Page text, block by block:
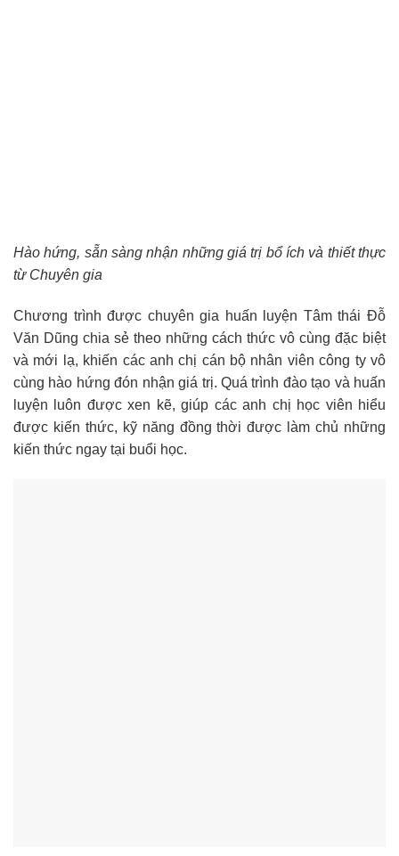
Hào hứng, sẵn sàng nhận những giá trị bổ ích và thiết thực
từ Chuyên gia
Chương trình được chuyên gia huấn luyện Tâm thái Đỗ
Văn Dũng chia sẻ theo những cách thức vô cùng đặc biệt
và mới lạ, khiến các anh chị cán bộ nhân viên công ty vô
cùng hào hứng đón nhận giá trị. Quá trình đào tạo và huấn
luyện luôn được xen kẽ, giúp các anh chị học viên hiểu
được kiến thức, kỹ năng đồng thời được làm chủ những
kiến thức ngay tại buổi học.